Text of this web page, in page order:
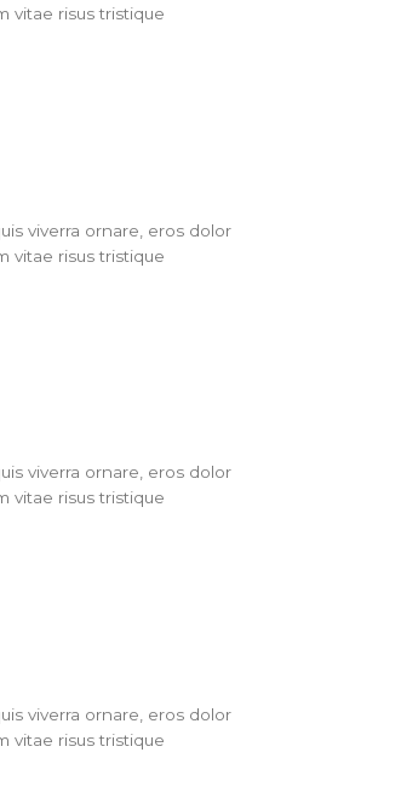
vitae risus tristique
viverra ornare, eros dolor
vitae risus tristique
viverra ornare, eros dolor
vitae risus tristique
viverra ornare, eros dolor
vitae risus tristique